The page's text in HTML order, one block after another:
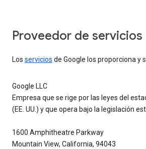
Proveedor de servicios
Los servicios de Google los proporciona y
Google LLC
Empresa que se rige por las leyes del
(EE. UU.) y que opera bajo la legislación
1600 Amphitheatre Parkway
Mountain View, California, 94043